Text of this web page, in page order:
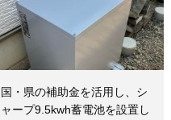
国・県の補助金を活用し、シ
ャープ9.5kwh蓄電池を設置し